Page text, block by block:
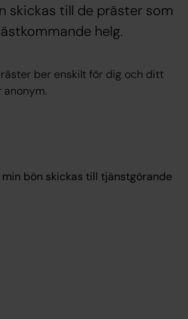
skickas till de präster som
helg.
ber enskilt för dig och ditt
anonym.
bön skickas till tjänstgörande